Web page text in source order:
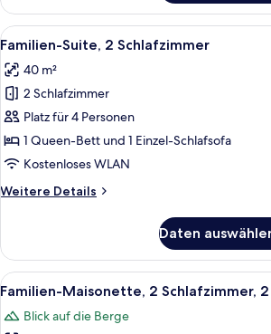
Zimmer,
Balkon
Alle
Fotos
für
Familien-
Suite,
2 Schlafzimmer
anzeigen
Ein
4
Familien-Suite, 2 Schlafzimmer
40 m²
2 Schlafzimmer
Platz für 4 Personen
1 Queen-Bett und 1 Einzel-Schlafsofa
Kostenloses WLAN
Weitere Details
Weitere
Suite,
2 Schlafzimmer
Daten
Alle
Fotos
für
Ein
6
Familien-Maisonette, 2 Schlafzimmer,
Blick auf die Berge